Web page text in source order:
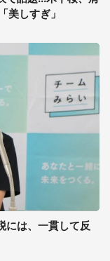
美しすぎ」
には、一貫して反